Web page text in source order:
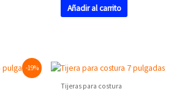
Añadir al carrito
-19%
Tijeras para costura